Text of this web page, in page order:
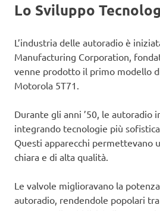
Lo Sviluppo
L’industria delle autoradio è
Manufacturing Corporation,
venne prodotto il primo modello
Motorola 5T71.
Durante gli anni ’50, le autoradio
integrando tecnologie più
Questi apparecchi permettevano
chiara e di alta qualità.
Le valvole miglioravano la
autoradio, rendendole popolari